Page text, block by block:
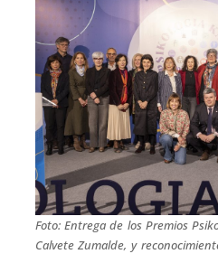
Foto: Entrega de los Premios
Calvete Zumalde, y